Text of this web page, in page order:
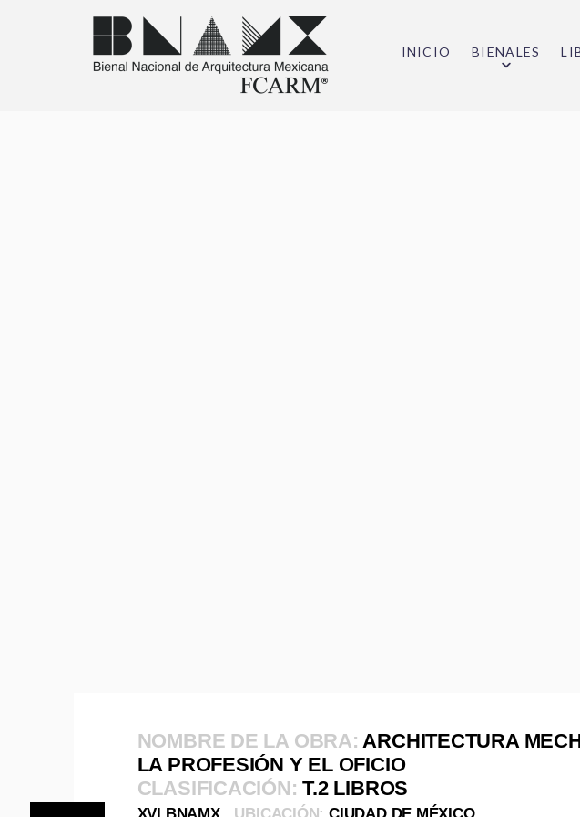
INICIO BIENALES
NOMBRE DE LA OBRA:ARCHITECTURA
LA PROFESIÓN Y EL OFICIO
CLASIFICACIÓN:T.2 LIBROS